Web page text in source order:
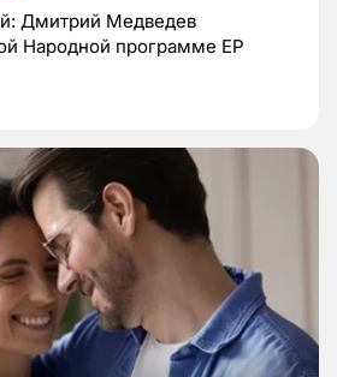
Дмитрий Медведев
Народной программе ЕР